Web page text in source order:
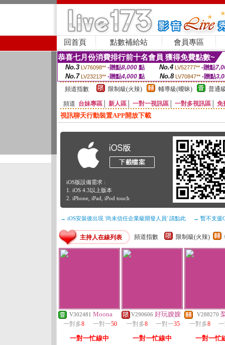
回首頁 點數補給站 會員專區
恭喜七月份消費排行前十名會員 獲得免費點數~
No.3 LV76098** -贈點8,000點 No.4 LV52777** -贈點
No.7 LV23213** -贈點4,000 點 No.8 LV70847** -贈點
頻道指數
限制級(火辣) 輔導級(曖昧) 普通
頻道 台妹專區 新人區 一對一視訊區 一對多視訊區 免
視訊聊天行動裝置APP開放下載
iOS版設備需求 :
1. iOS 4.3以上版本
2. iPhone, iPad, iPod touch
→ iOS安裝後出現 '尚未信任企業級開發人員' 請點此 → 暫不支援
主持人在線列表 頻道指數 限制級(火辣)
V302481 Moona
一對多8 一對一50
一對一忙線中
V290606 好玩嫂嫂
一對多8 一對一35
一對一忙線中
V288270
一對多8
一對一忙